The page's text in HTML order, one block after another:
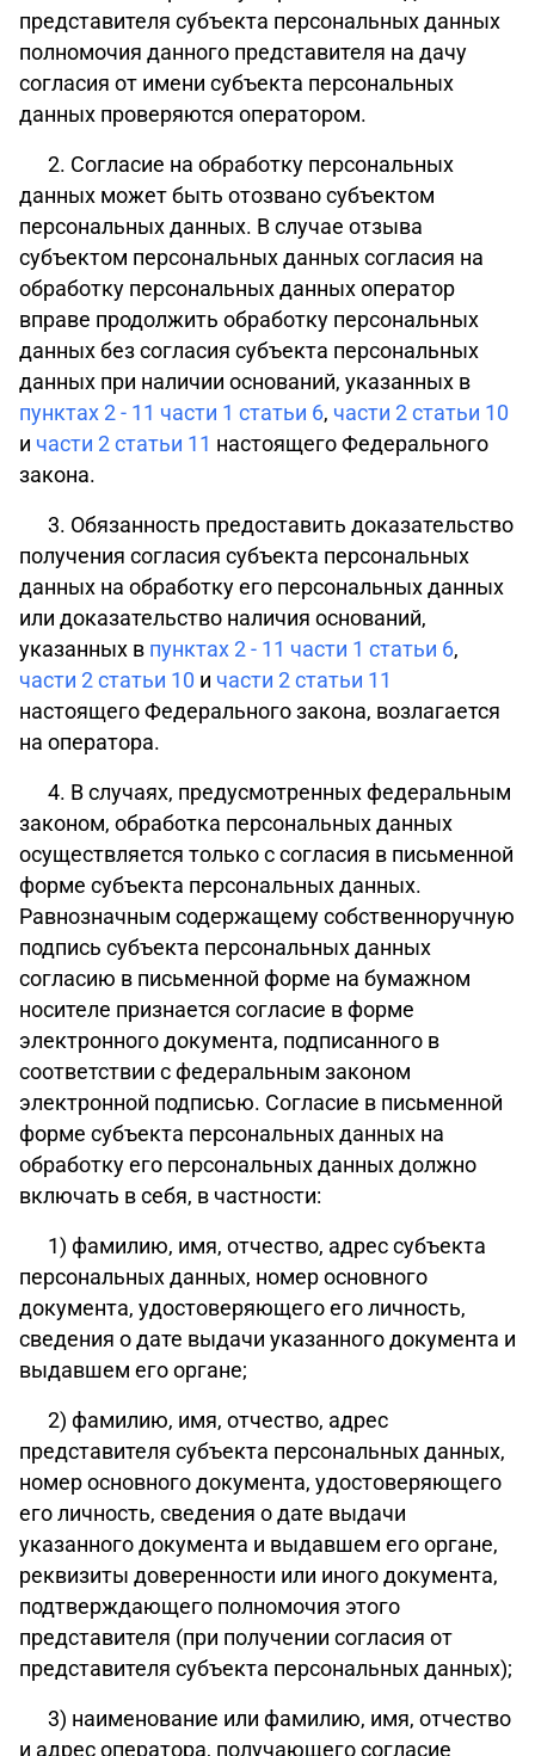
представителя субъекта персональных данных
полномочия данного представителя на дачу
согласия от имени субъекта персональных
данных проверяются оператором.
2. Согласие на обработку персональных
данных может быть отозвано субъектом
персональных данных. В случае отзыва
субъектом персональных данных согласия на
обработку персональных данных оператор
вправе продолжить обработку персональных
данных без согласия субъекта персональных
данных при наличии оснований, указанных в
пунктах 2 - 11 части 1 статьи 6, части 2 статьи 10
и части 2 статьи 11 настоящего Федерального
закона.
3. Обязанность предоставить доказательство
получения согласия субъекта персональных
данных на обработку его персональных данных
или доказательство наличия оснований,
указанных в пунктах 2 - 11 части 1 статьи 6,
части 2 статьи 10 и части 2 статьи 11
настоящего Федерального закона, возлагается
на оператора.
4. В случаях, предусмотренных федеральным
законом, обработка персональных данных
осуществляется только с согласия в письменной
форме субъекта персональных данных.
Равнозначным содержащему собственноручную
подпись субъекта персональных данных
согласию в письменной форме на бумажном
носителе признается согласие в форме
электронного документа, подписанного в
соответствии с федеральным законом
электронной подписью. Согласие в письменной
форме субъекта персональных данных на
обработку его персональных данных должно
включать в себя, в частности:
1) фамилию, имя, отчество, адрес субъекта
персональных данных, номер основного
документа, удостоверяющего его личность,
сведения о дате выдачи указанного документа и
выдавшем его органе;
2) фамилию, имя, отчество, адрес
представителя субъекта персональных данных,
номер основного документа, удостоверяющего
его личность, сведения о дате выдачи
указанного документа и выдавшем его органе,
реквизиты доверенности или иного документа,
подтверждающего полномочия этого
представителя (при получении согласия от
представителя субъекта персональных данных);
3) наименование или фамилию, имя, отчество
и адрес оператора, получающего согласие